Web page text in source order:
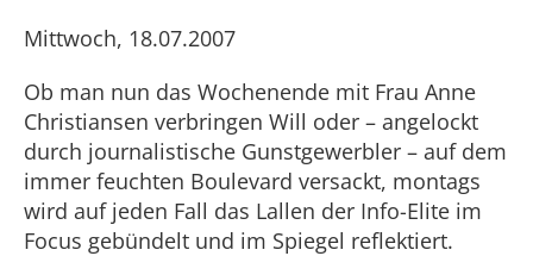
Mittwoch, 18.07.2007
Ob man nun das Wochenende mit Frau Anne
Christiansen verbringen Will oder – angelockt
durch journalistische Gunstgewerbler – auf dem
immer feuchten Boulevard versackt, montags
wird auf jeden Fall das Lallen der Info-Elite im
Focus gebündelt und im Spiegel reflektiert.